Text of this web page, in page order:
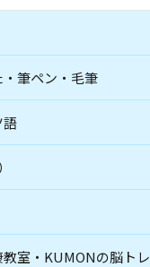
筆ペン・毛筆
語
室・KUMONの脳トレ